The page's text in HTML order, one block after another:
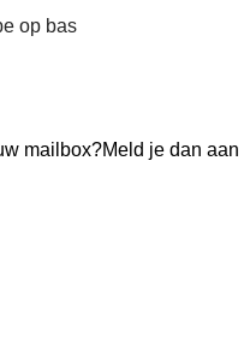
op bas
mailbox?Meld je dan aan